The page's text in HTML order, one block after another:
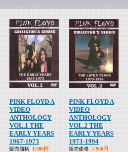
PINK FLOYD A
VIDEO
ANTHOLOGY
VOL.1 THE
EARLY YEARS
1967-1973
販売価格 1,980円
PINK FLOYD A
VIDEO
ANTHOLOGY
VOL.2 THE
EARLY YEARS
1973-1994
販売価格 1,980円